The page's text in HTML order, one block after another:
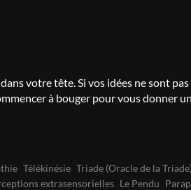
votre tête. Si vos idées ne sont
à bouger pour vous donner
Télékinésie Triade (Oracle de la Triade)
extrasensorielles Le Pendu